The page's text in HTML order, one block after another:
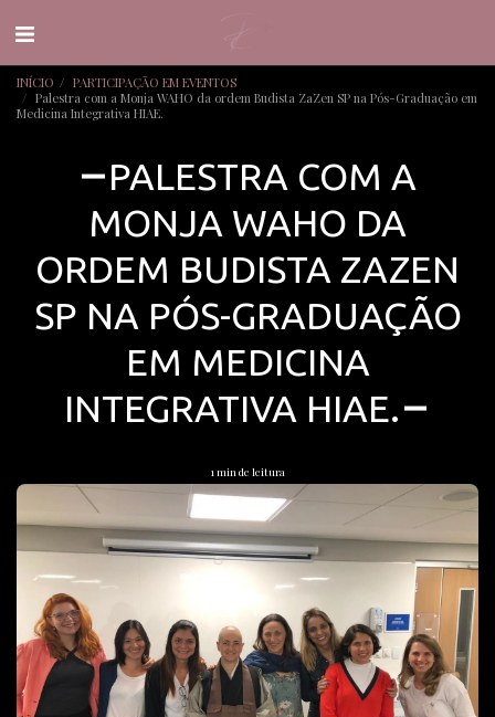
INÍCIO
PARTICIPAÇÃO EM EVENTOS
Palestra com a Monja WAHO da ordem Budista ZaZen SP na Pós-Graduação em
Medicina Integrativa HIAE.
PALESTRA COM A
MONJA WAHO DA
ORDEM BUDISTA ZAZEN
SP NA PÓS-GRADUAÇÃO
EM MEDICINA
INTEGRATIVA HIAE.
1 min de leitura